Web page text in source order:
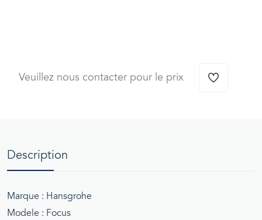
Veuillez nous contacter pour le prix
Description
Marque : Hansgrohe
Modele : Focus